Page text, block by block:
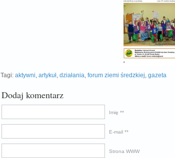
Tagi: aktywni, artykuł, działania, forum ziemi średzkiej, gazeta
Dodaj komentarz
Imię *
E-mail *
Strona WWW